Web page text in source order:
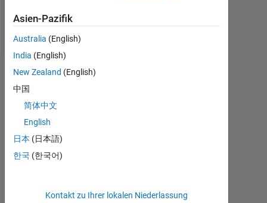
Dashboard
Statistik
MATLAB Answers
-2-1 3
4
Asien-Pazifik
Australia (English)
India (English)
New Zealand (English)
中国
简体中文
English
日本 (日本語)
한국 (한국어)
Kontakt zu Ihrer lokalen Niederlassung